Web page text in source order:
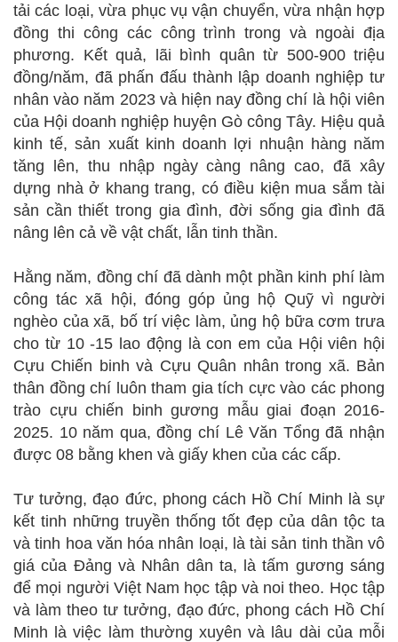
tải các loại, vừa phục vụ vận chuyển, vừa nhận hợp
đồng thi công các công trình trong và ngoài địa
phương. Kết quả, lãi bình quân từ 500-900 triệu
đồng/năm, đã phấn đấu thành lập doanh nghiệp tư
nhân vào năm 2023 và hiện nay đồng chí là hội viên
của Hội doanh nghiệp huyện Gò công Tây. Hiệu quả
kinh tế, sản xuất kinh doanh lợi nhuận hàng năm
tăng lên, thu nhập ngày càng nâng cao, đã xây
dựng nhà ở khang trang, có điều kiện mua sắm tài
sản cần thiết trong gia đình, đời sống gia đình đã
nâng lên cả về vật chất, lẫn tinh thần.
Hằng năm, đồng chí đã dành một phần kinh phí làm
công tác xã hội, đóng góp ủng hộ Quỹ vì người
nghèo của xã, bố trí việc làm, ủng hộ bữa cơm trưa
cho từ 10 -15 lao động là con em của Hội viên hội
Cựu Chiến binh và Cựu Quân nhân trong xã. Bản
thân đồng chí luôn tham gia tích cực vào các phong
trào cựu chiến binh gương mẫu giai đoạn 2016-
2025. 10 năm qua, đồng chí Lê Văn Tổng đã nhận
được 08 bằng khen và giấy khen của các cấp.
Tư tưởng, đạo đức, phong cách Hồ Chí Minh là sự
kết tinh những truyền thống tốt đẹp của dân tộc ta
và tinh hoa văn hóa nhân loại, là tài sản tinh thần vô
giá của Đảng và Nhân dân ta, là tấm gương sáng
để mọi người Việt Nam học tập và noi theo. Học tập
và làm theo tư tưởng, đạo đức, phong cách Hồ Chí
Minh là việc làm thường xuyên và lâu dài của mỗi